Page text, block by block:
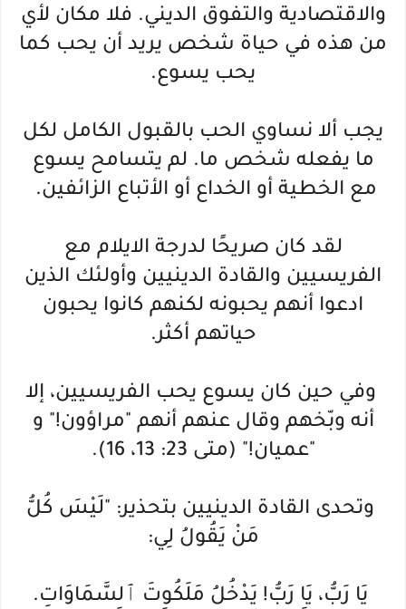
والاقتصادية والتفوق الديني. فلا مكان لأي
من هذه في حياة شخص يريد أن يحب كما
يحب يسوع.
يجب ألا نساوي الحب بالقبول الكامل لكل
ما يفعله شخص ما. لم يتسامح يسوع
مع الخطية أو الخداع أو الأتباع الزائفين.
لقد كان صريحًا لدرجة الايلام مع
الفريسيين والقادة الدينيين وأولئك الذين
ادعوا أنهم يحبونه لكنهم كانوا يحبون
حياتهم أكثر.
وفي حين كان يسوع يحب الفريسيين، إلا
أنه وبّخهم وقال عنهم أنهم "مراؤون!" و
"عميان!" (متى 23: 13، 16).
وتحدى القادة الدينيين بتحذير: "لَيْسَ كُلُّ
مَنْ يَقُولُ لِي:
يَا رَبُّ، يَا رَبُّ! يَدْخُلُ مَلَكُوتَ ٱلسَّمَاوَاتِ.